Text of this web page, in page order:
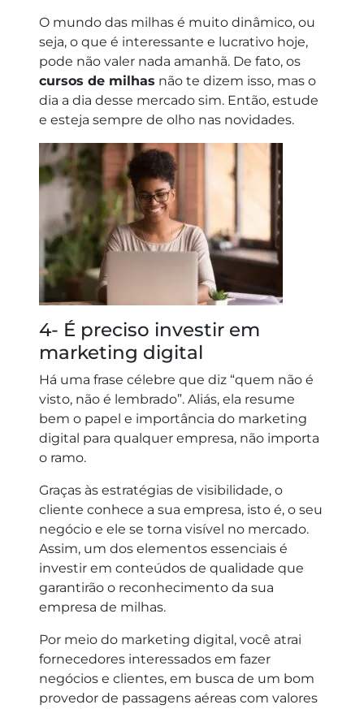
O mundo das milhas é muito dinâmico, ou
seja, o que é interessante e lucrativo hoje,
pode não valer nada amanhã. De fato, os
cursos de milhas não te dizem isso, mas o
dia a dia desse mercado sim. Então, estude
e esteja sempre de olho nas novidades.
4- É preciso investir em
marketing digital
Há uma frase célebre que diz “quem não é
visto, não é lembrado”. Aliás, ela resume
bem o papel e importância do marketing
digital para qualquer empresa, não importa
o ramo.
Graças às estratégias de visibilidade, o
cliente conhece a sua empresa, isto é, o seu
negócio e ele se torna visível no mercado.
Assim, um dos elementos essenciais é
investir em conteúdos de qualidade que
garantirão o reconhecimento da sua
empresa de milhas.
Por meio do marketing digital, você atrai
fornecedores interessados em fazer
negócios e clientes, em busca de um bom
provedor de passagens aéreas com valores